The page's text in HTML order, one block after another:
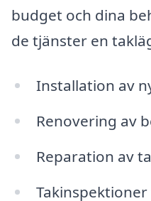
budget och dina
de tjänster en
Installation av
Renovering av
Reparation av